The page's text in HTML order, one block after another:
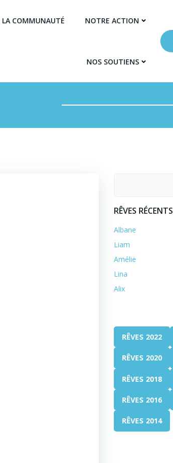
LA COMMUNAUTÉ NOTRE ACTION
NOS SOUTIENS
RÊVES RÉCENTS
Albane
Liam
Amélie
Lina
Alix
RÊVES 2022
RÊVES 2020
RÊVES 2018
RÊVES 2016
RÊVES 2014